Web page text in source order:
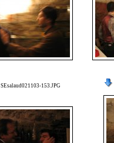
SEsalaud021103-153.JPG